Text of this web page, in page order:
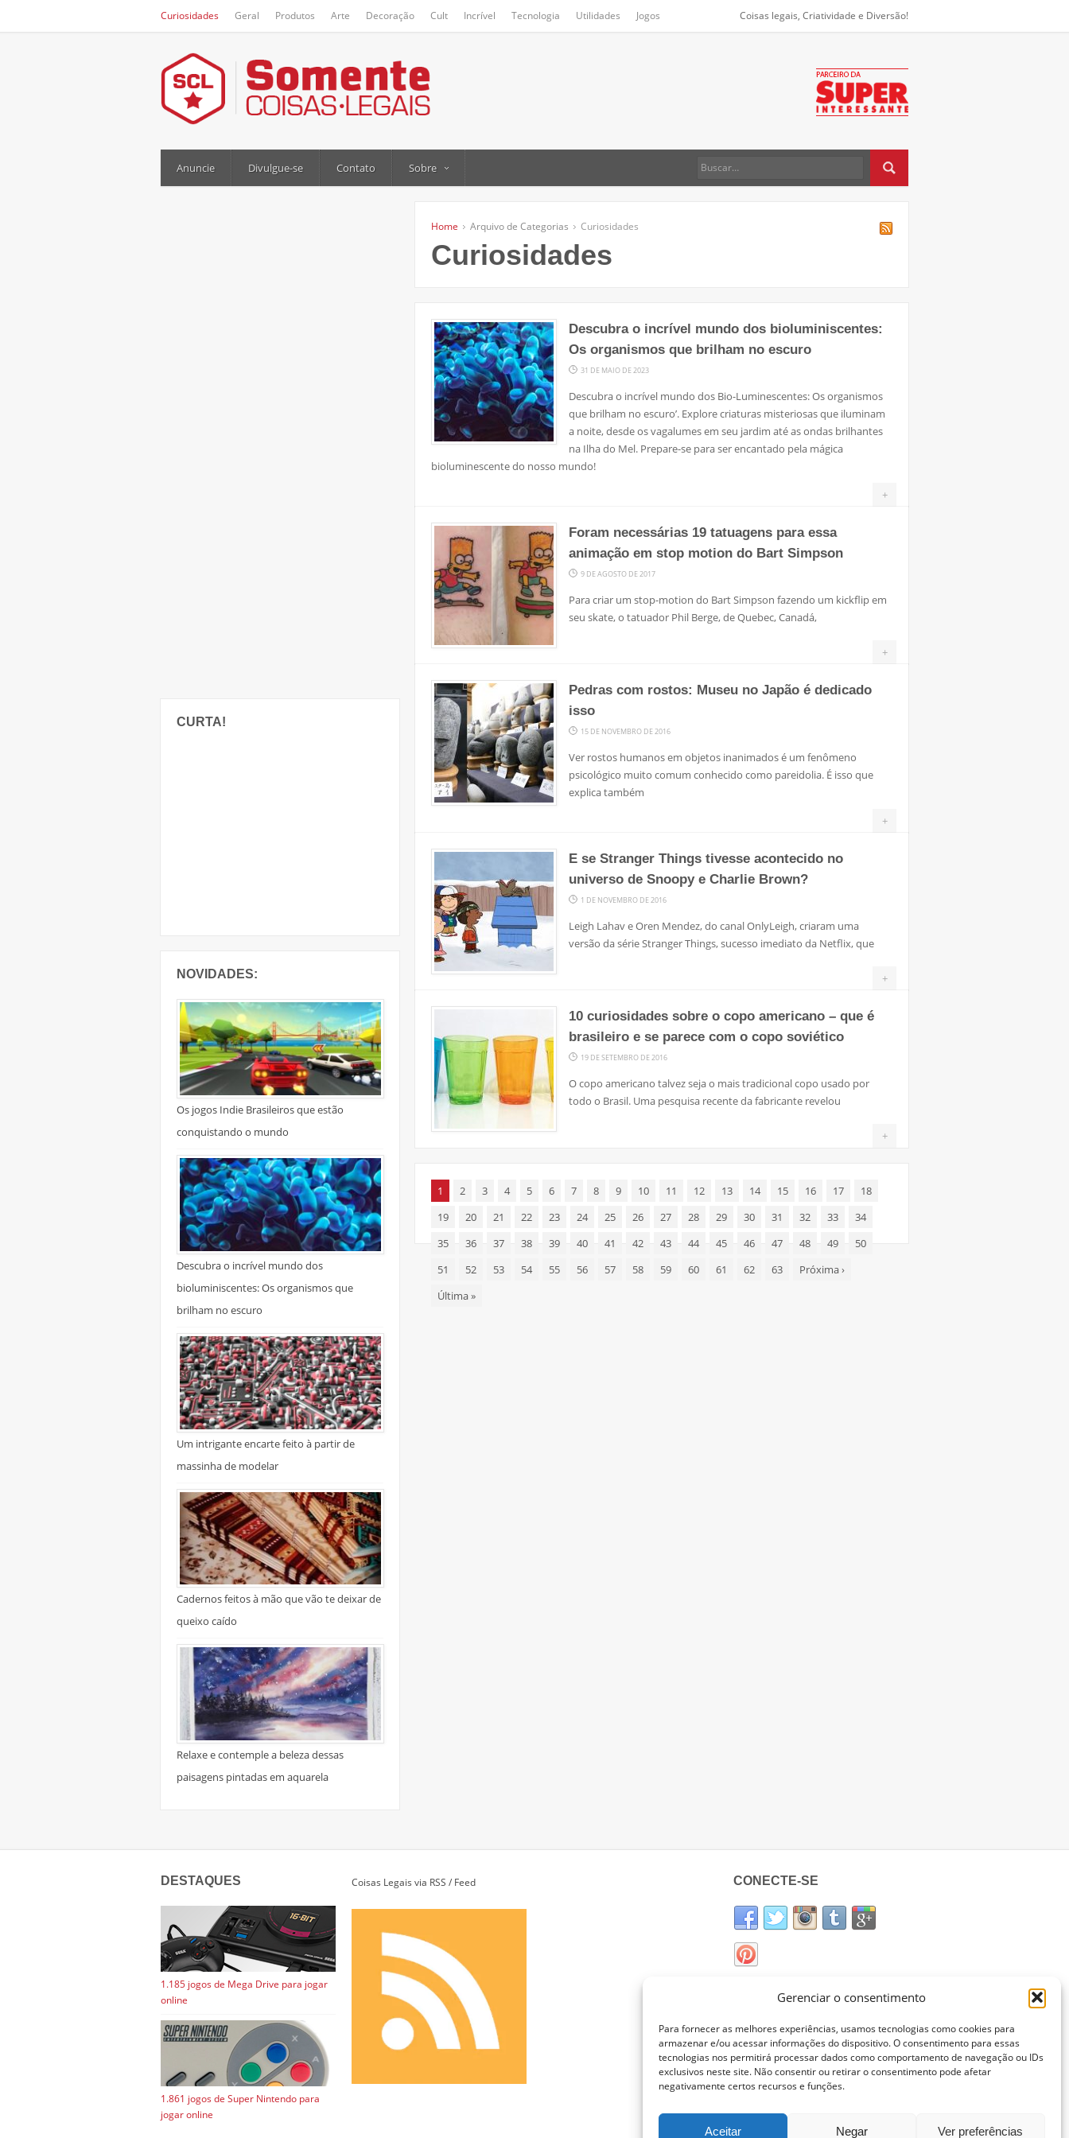
Gerenciar o consentimento
Para fornecer as melhores experiências, usamos tecnologias como cookies para
armazenar e/ou acessar informações do dispositivo. O consentimento para essas
tecnologias nos permitirá processar dados como comportamento de navegação ou IDs
exclusivos neste site. Não consentir ou retirar o consentimento pode afetar
negativamente certos recursos e funções.
Aceitar Negar Ver preferências
Curiosidades Geral Produtos Arte Decoração Cult Incrível Tecnologia Utilidades Jogos Coisas legais, Criatividade e Diversão!
Anuncie Divulgue-se Contato Sobre
CURTA!
NOVIDADES:
Os jogos Indie Brasileiros que estão
conquistando o mundo
Descubra o incrível mundo dos
bioluminiscentes: Os organismos que
brilham no escuro
Um intrigante encarte feito à partir de
massinha de modelar
Cadernos feitos à mão que vão te deixar de
queixo caído
Relaxe e contemple a beleza dessas
paisagens pintadas em aquarela
Home Arquivo de Categorias Curiosidades
Curiosidades
Descubra o incrível mundo dos bioluminiscentes:
Os organismos que brilham no escuro
31 DE MAIO DE 2023
Descubra o incrível mundo dos Bio-Luminescentes: Os organismos
que brilham no escuro’. Explore criaturas misteriosas que iluminam
a noite, desde os vagalumes em seu jardim até as ondas brilhantes
na Ilha do Mel. Prepare-se para ser encantado pela mágica
bioluminescente do nosso mundo!
+
Foram necessárias 19 tatuagens para essa
animação em stop motion do Bart Simpson
9 DE AGOSTO DE 2017
Para criar um stop-motion do Bart Simpson fazendo um kickflip em
seu skate, o tatuador Phil Berge, de Quebec, Canadá,
+
Pedras com rostos: Museu no Japão é dedicado
isso
15 DE NOVEMBRO DE 2016
Ver rostos humanos em objetos inanimados é um fenômeno
psicológico muito comum conhecido como pareidolia. É isso que
explica também
+
E se Stranger Things tivesse acontecido no
universo de Snoopy e Charlie Brown?
1 DE NOVEMBRO DE 2016
Leigh Lahav e Oren Mendez, do canal OnlyLeigh, criaram uma
versão da série Stranger Things, sucesso imediato da Netflix, que
+
10 curiosidades sobre o copo americano – que é
brasileiro e se parece com o copo soviético
19 DE SETEMBRO DE 2016
O copo americano talvez seja o mais tradicional copo usado por
todo o Brasil. Uma pesquisa recente da fabricante revelou
+
1 2 3 4 5 6 7 8 9 10 11 12 13 14 15 16 17
18
19
20 21 22 23 24 25 26 27 28 29 30 31 32 33
34
35
36 37 38 39 40 41 42 43 44 45 46 47 48 49
50
51
52 53 54 55 56 57 58 59 60 61 62 63 Próxima›
Última»
DESTAQUES
1.185 jogos de Mega Drive para jogar
online
1.861 jogos de Super Nintendo para
jogar online
Coisas Legais via RSS / Feed CONECTE-SE